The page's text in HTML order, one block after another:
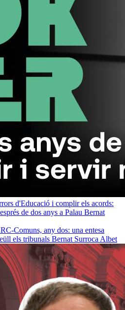
d'Educació i complir els acords:
de dos anys a Palau Bernat
Comuns, any dos: una entesa
els tribunals Bernat Surroca Albet